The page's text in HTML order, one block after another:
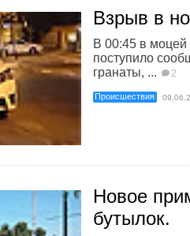
Взрыв в
В 00:45 в
поступило
гранаты, ...
2
Происшествия
Новое
бутылок.